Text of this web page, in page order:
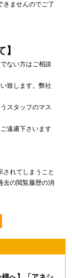
きませんのでご了
】
ない方はご相談
致します。弊社
スタッフのマス
遠慮下さいます
れてしまうこと
去の閲覧履歴の消